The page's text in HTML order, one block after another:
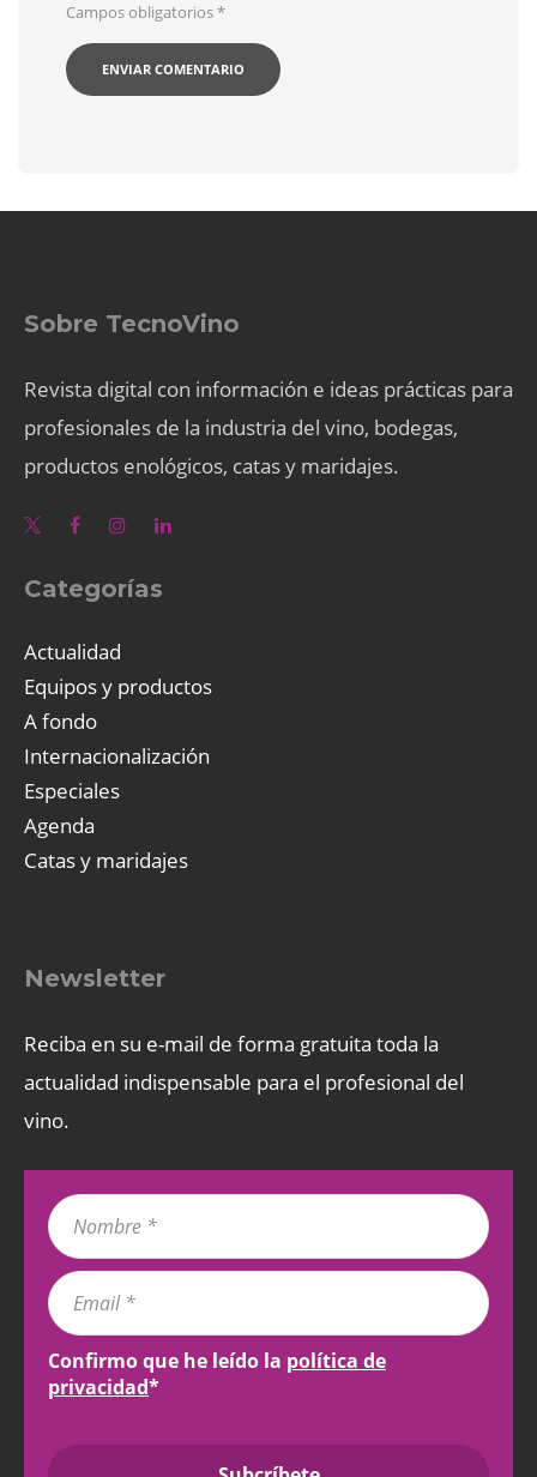
Campos obligatorios*
Sobre TecnoVino
Revista digital con información e ideas prácticas para
profesionales de la industria del vino, bodegas,
productos enológicos, catas y maridajes.
Categorías
Actualidad
Equipos y productos
A fondo
Internacionalización
Especiales
Agenda
Catas y maridajes
Newsletter
Reciba en su e-mail de forma gratuita toda la
actualidad indispensable para el profesional del
vino.
Confirmo que he leído la política de
privacidad*